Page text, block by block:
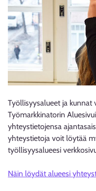
Työllisyysalueet ja
Työmarkkinatorin
yhteystietojensa
yhteystietoja voit löytää
työllisyysalueesi
Näin löydät alueesi